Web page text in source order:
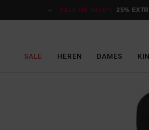
SALE ON SALE*: 25%
SALE HEREN DAMES